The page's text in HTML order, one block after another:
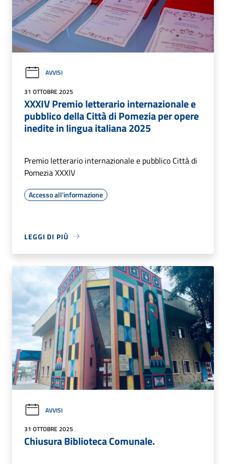
AVVISI
31 OTTOBRE 2025
XXXIV Premio letterario internazionale e
pubblico della Città di Pomezia per opere
inedite in lingua italiana 2025
Premio letterario internazionale e pubblico Città di
Pomezia XXXIV
Accesso all'informazione
LEGGI DI PIÙ
AVVISI
31 OTTOBRE 2025
Chiusura Biblioteca Comunale.